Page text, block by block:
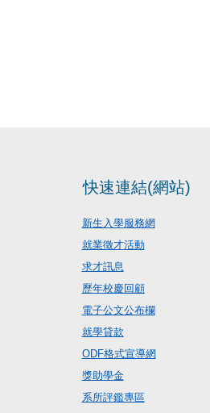
快速連結(網站)
新生入學服務網
就業徵才活動
求才訊息
歷年校慶回顧
電子公文公布欄
就學貸款
ODF格式宣導網
獎助學金
系所評鑑專區